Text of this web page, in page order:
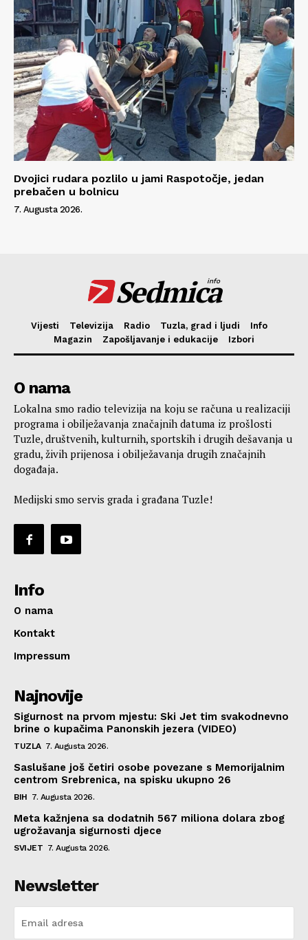
Dvojici rudara pozlilo u jami Raspotočje, jedan
prebačen u bolnicu
7. Augusta 2026.
Sedmica
info
Vijesti Televizija Radio Tuzla, grad i ljudi
Info
Magazin
Zapošljavanje i edukacije Izbori
O nama
Lokalna smo radio televizija na koju se računa u realizaciji
programa i obilježavanja značajnih datuma iz prošlosti
Tuzle, društvenih, kulturnih, sportskih i drugih dešavanja u
gradu, živih prijenosa i obilježavanja drugih značajnih
događaja.
Medijski smo servis grada i građana Tuzle!
Info
O nama
Kontakt
Impressum
Najnovije
Sigurnost na prvom mjestu: Ski Jet tim svakodnevno
brine o kupačima Panonskih jezera (VIDEO)
TUZLA 7. Augusta 2026.
Saslušane još četiri osobe povezane s Memorijalnim
centrom Srebrenica, na spisku ukupno 26
BIH 7. Augusta 2026.
Meta kažnjena sa dodatnih 567 miliona dolara zbog
ugrožavanja sigurnosti djece
SVIJET 7. Augusta 2026.
Newsletter